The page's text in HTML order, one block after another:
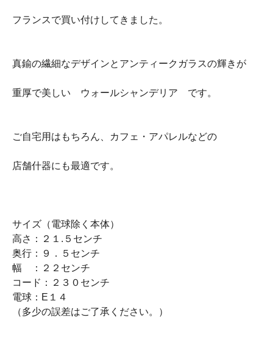
フランスで買い付けしてきました。
真鍮の繊細なデザインとアンティークガラスの輝きが
重厚で美しい ウォールシャンデリア です。
ご自宅用はもちろん、カフェ・アパレルなどの
店舗什器にも最適です。
サイズ（電球除く本体）
高さ：２１.５センチ
奥行：９．５センチ
幅 ：２２センチ
コード：２３０センチ
電球：E１４
（多少の誤差はご了承ください。）